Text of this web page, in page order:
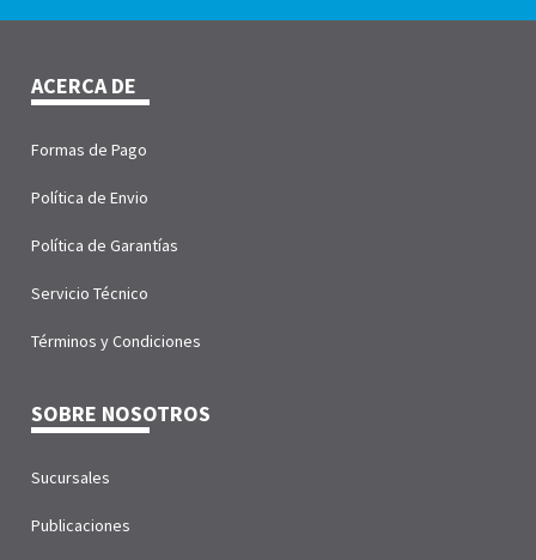
ACERCA DE
Formas de Pago
Política de Envio
Política de Garantías
Servicio Técnico
Términos y Condiciones
SOBRE NOSOTROS
Sucursales
Publicaciones